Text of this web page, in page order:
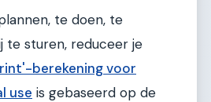
te doen, te
te sturen, reduceer je
berekening voor
use is gebaseerd op de